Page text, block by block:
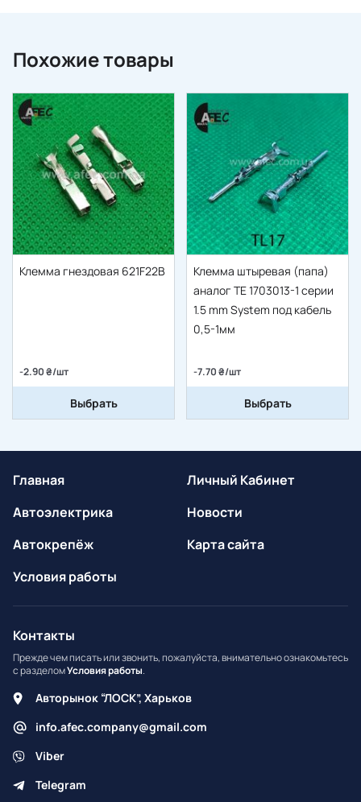
Похожие товары
Клемма гнездовая 621F22B
-2.90 ₴/шт
Выбрать
Клемма штыревая (папа)
аналог TE 1703013-1 серии
1.5 mm System под кабель
0,5-1мм
-7.70 ₴/шт
Выбрать
Главная
Автоэлектрика
Автокрепёж
Условия работы
Личный Кабинет
Новости
Карта сайта
Контакты
Прежде чем писать или звонить, пожалуйста, внимательно ознакомьтесь
с разделомУсловия работы.
Авторынок “ЛОСК”, Харьков
info.afec.company@gmail.com
Viber
Telegram